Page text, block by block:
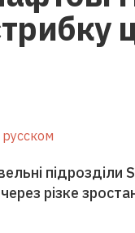
різке